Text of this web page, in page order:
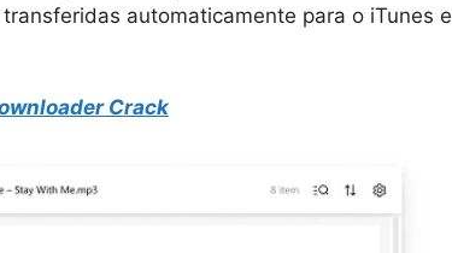
automaticamente para o iTunes e
Crack